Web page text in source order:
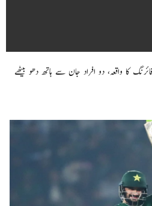
کا واقعہ، دو افراد جان سے ہاتھ دھو بیٹھے